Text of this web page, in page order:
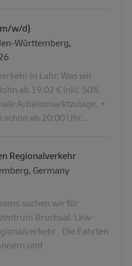
w/d)
Württemberg,
in Lahr. Was wir
ab 19,02 € inkl. 50%
Arbeitsmarktzulage. +
ab 20:00 Uhr...
Regionalverkehr
Germany
suchen wir für
Bruchsal. Lkw-
. Die Fahrten
und